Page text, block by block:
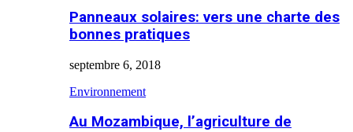
Panneaux solaires: vers une charte des
bonnes pratiques
septembre 6, 2018
Environnement
Au Mozambique, l’agriculture de